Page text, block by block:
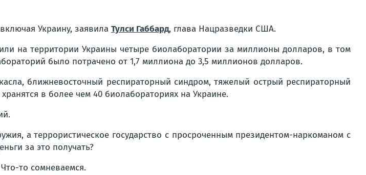
Украину, заявила Тулси Габбард, глава Нацразведки США.
на территории Украины четыре биолаборатории за миллионы долларов, в том
было потрачено от 1,7 миллиона до 3,5 миллионов долларов.
ближневосточный респираторный синдром, тяжелый острый респираторный
в более чем 40 биолабораториях на Украине.
а террористическое государство с просроченным президентом-наркоманом с
за это получать?
то сомневаемся.